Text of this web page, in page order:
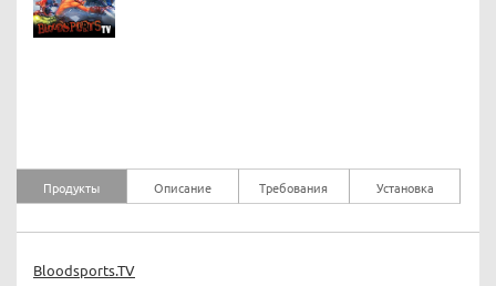
Продукты Описание Требования Установка
Bloodsports.TV